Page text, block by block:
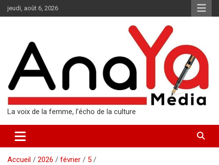
Aller
au
jeudi, août 6, 2026
La voix de la femme, l’écho de la culture
Accueil 2026 février
5